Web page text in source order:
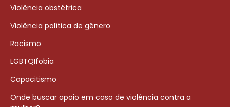
Violência obstétrica
Violência política de gênero
Racismo
LGBTQIfobia
Capacitismo
Onde buscar apoio em caso de violência contra a